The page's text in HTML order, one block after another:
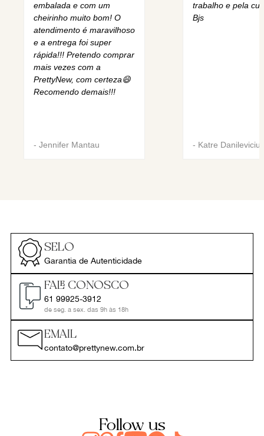
embalada e com um
cheirinho muito bom! O
atendimento é maravilhoso
e a entrega foi super
rápida!!! Pretendo comprar
mais vezes com a
PrettyNew, com certeza😄
Recomendo demais!!!
- Jennifer Mantau
trabalho e pela
Bjs
- Katre Danilevicius
SELO
Garantia de Autenticidade
FALE CONOSCO
61 99925-3912
de seg. a sex. das 9h às 18h
EMAIL
contato@prettynew.com.br
Follow us